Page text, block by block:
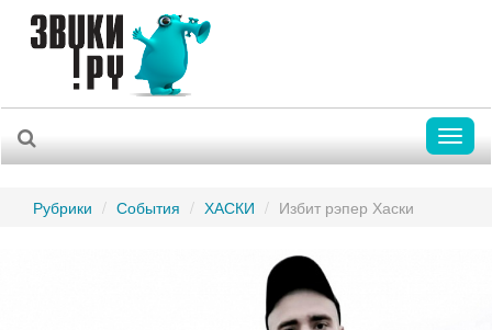
Рубрики События ХАСКИ Избит рэпер Хаски